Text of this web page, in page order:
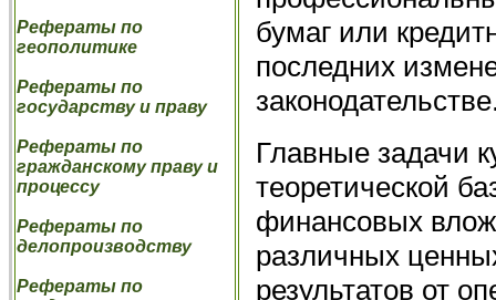
Рефераты по
геополитике
Рефераты по
государству и праву
Рефераты по
гражданскому праву и
процессу
Рефераты по
делопроизводству
Рефераты по
бумаг или
последних
Главные задачи
теоретической
финансовых
различных
результатов от